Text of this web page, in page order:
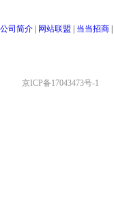
公司简介 网站联盟 当当招商
京ICP备17043473号-1